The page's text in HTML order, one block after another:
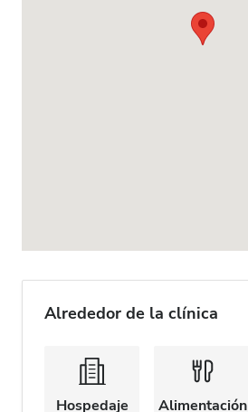
Alrededor de la clínica
Hospedaje Alimentación